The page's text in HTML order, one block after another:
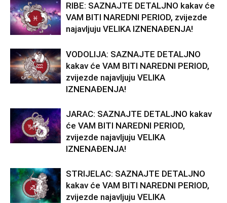
RIBE: SAZNAJTE DETALJNO kakav će
VAM BITI NAREDNI PERIOD, zvijezde
najavljuju VELIKA IZNENAĐENJA!
VODOLIJA: SAZNAJTE DETALJNO
kakav će VAM BITI NAREDNI PERIOD,
zvijezde najavljuju VELIKA
IZNENAĐENJA!
JARAC: SAZNAJTE DETALJNO kakav
će VAM BITI NAREDNI PERIOD,
zvijezde najavljuju VELIKA
IZNENAĐENJA!
STRIJELAC: SAZNAJTE DETALJNO
kakav će VAM BITI NAREDNI PERIOD,
zvijezde najavljuju VELIKA